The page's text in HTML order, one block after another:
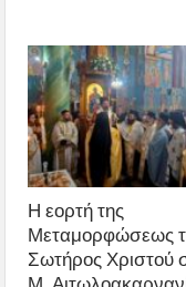
Η εορτή της
Μεταμορφώσεως
Σωτήρος Χριστού